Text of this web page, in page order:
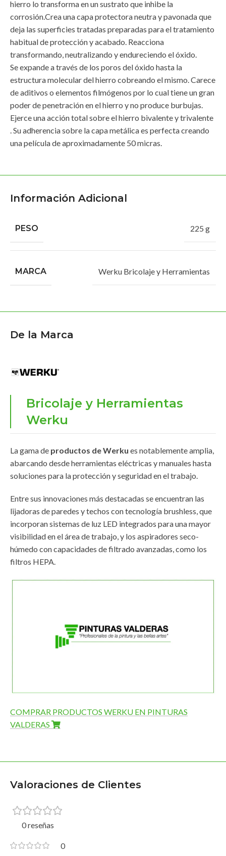
hierro lo transforma en un sustrato que inhibe la
corrosión.Crea una capa protectora neutra y pavonada que
deja las superficies tratadas preparadas para el tratamiento
habitual de protección y acabado. Reacciona
transformando, neutralizando y endureciendo el óxido.
Se expande a través de los poros del óxido hasta la
estructura molecular del hierro cobreando el mismo. Carece
de aditivos o elementos filmógenos por lo cual tiene un gran
poder de penetración en el hierro y no produce burbujas.
Ejerce una acción total sobre el hierro bivalente y trivalente
. Su adherencia sobre la capa metálica es perfecta creando
una película de aproximadamente 50 micras.
Información Adicional
PESO 225 g
MARCA Werku Bricolaje y Herramientas
De la Marca
Bricolaje y Herramientas
Werku
La gama de productos de Werku es notablemente amplia,
abarcando desde herramientas eléctricas y manuales hasta
soluciones para la protección y seguridad en el trabajo.
Entre sus innovaciones más destacadas se encuentran las
lijadoras de paredes y techos con tecnología brushless, que
incorporan sistemas de luz LED integrados para una mayor
visibilidad en el área de trabajo, y los aspiradores seco-
húmedo con capacidades de filtrado avanzadas, como los
filtros HEPA.
COMPRAR PRODUCTOS WERKU EN PINTURAS
VALDERAS
Valoraciones de Clientes
0 reseñas
0